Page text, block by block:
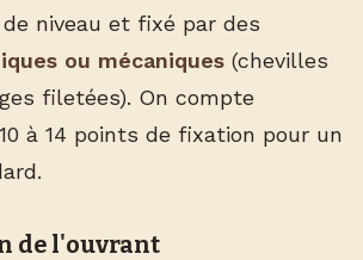
niveau et fixé par des
ou mécaniques (chevilles
filetées). On compte
à 14 points de fixation pour un
de l'ouvrant